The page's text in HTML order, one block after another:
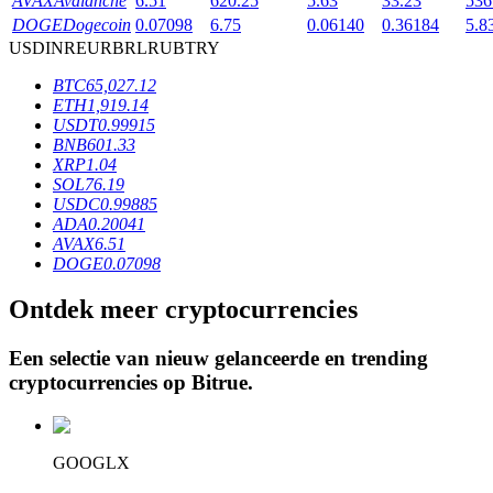
Exclusieve beleggingen voor BTR-houders
Door crypto ondersteunde leenservice
DOGEDogecoin 0.07098 6.75 0.06140 0.36184
USDINREURBRLRUBTRY
BTC65,027.12
ETH1,919.14
USDT0.99915
BNB601.33
XRP1.04
SOL76.19
USDC0.99885
ADA0.20041
AVAX6.51
DOGE0.07098
Ontdek meer cryptocurrencies
Een selectie van nieuw gelanceerde en trending
cryptocurrencies op Bitrue.
GOOGLX